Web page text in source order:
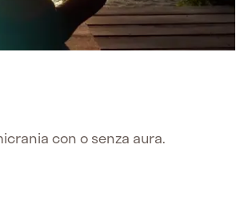
con o senza aura.